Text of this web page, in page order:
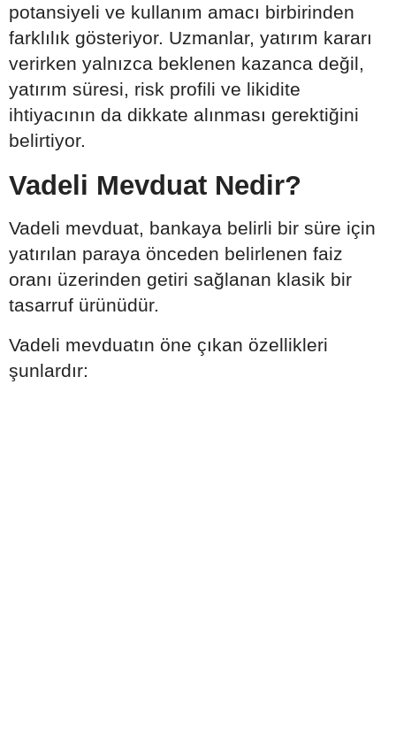
potansiyeli ve kullanım amacı birbirinden
farklılık gösteriyor. Uzmanlar, yatırım kararı
verirken yalnızca beklenen kazanca değil,
yatırım süresi, risk profili ve likidite
ihtiyacının da dikkate alınması gerektiğini
belirtiyor.
Vadeli Mevduat Nedir?
Vadeli mevduat, bankaya belirli bir süre için
yatırılan paraya önceden belirlenen faiz
oranı üzerinden getiri sağlanan klasik bir
tasarruf ürünüdür.
Vadeli mevduatın öne çıkan özellikleri
şunlardır: